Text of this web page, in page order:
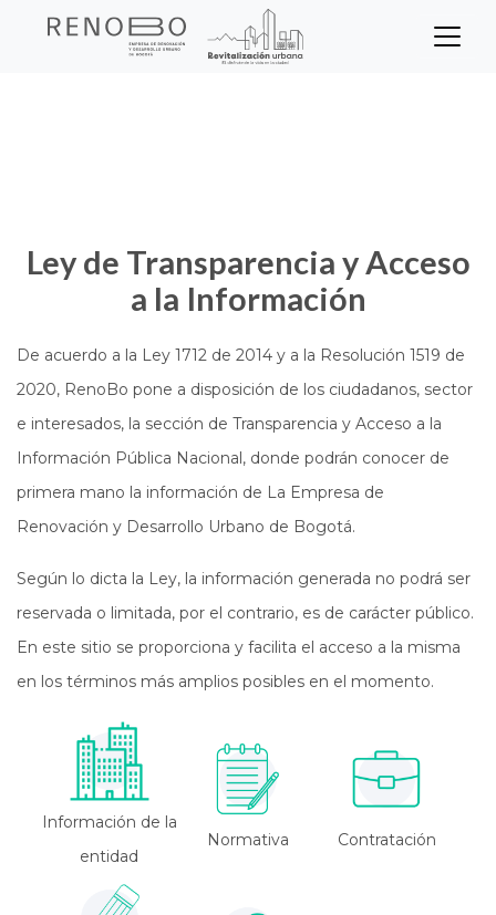
Sitio Web Empresa de
Transparencia
Ley de Transparencia y Acceso
a la Información
De acuerdo a la Ley 1712 de 2014 y a la Resolución 1519 de
2020, RenoBo pone a disposición de los ciudadanos, sector
e interesados, la sección de Transparencia y Acceso a la
Información Pública Nacional, donde podrán conocer de
primera mano la información de La Empresa de
Renovación y Desarrollo Urbano de Bogotá.
Según lo dicta la Ley, la información generada no podrá ser
reservada o limitada, por el contrario, es de carácter público.
En este sitio se proporciona y facilita el acceso a la misma
en los términos más amplios posibles en el momento.
Información de la
entidad
Normativa Contratación